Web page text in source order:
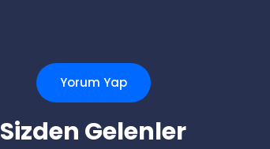
Yorum Yap
Sizden Gelenler